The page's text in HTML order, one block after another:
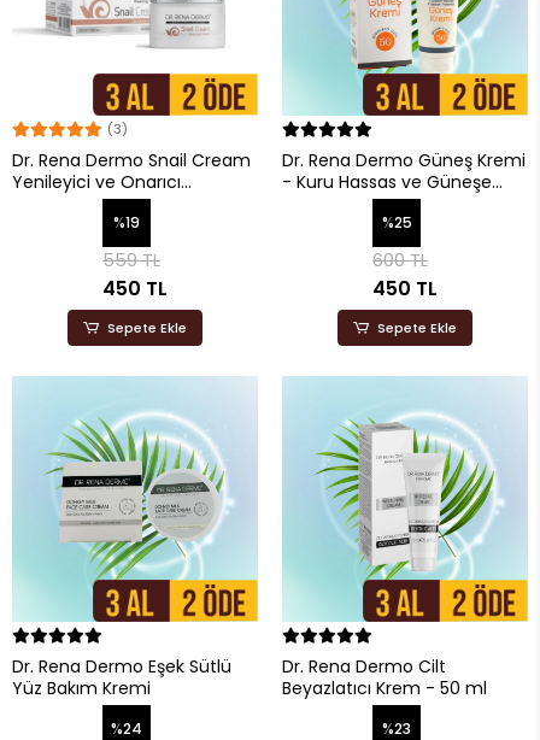
(3)
Dr. Rena Dermo Snail Cream
Yenileyici ve Onarıcı
(Salyangoz Kremi) - 50 ml
%19
559 TL
450 TL
Sepete Ekle
Dr. Rena Dermo Güneş Kremi
- Kuru Hassas ve Güneşe
Karşı Tolerensı Olmayan
Ciltler - 100 ml
%25
600 TL
450 TL
Sepete Ekle
Dr. Rena Dermo Eşek Sütlü
Yüz Bakım Kremi
%24
Dr. Rena Dermo Cilt
Beyazlatıcı Krem - 50 ml
%23